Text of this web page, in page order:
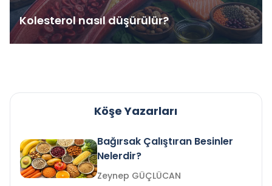
Kolesterol nasıl düşürülür?
Köşe Yazarları
Bağırsak Çalıştıran Besinler
Nelerdir?
Zeynep GÜÇLÜCAN